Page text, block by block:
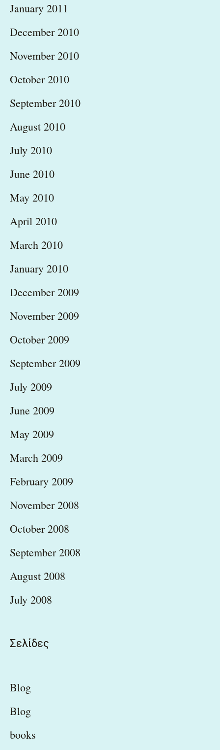
January 2011
December 2010
November 2010
October 2010
September 2010
August 2010
July 2010
June 2010
May 2010
April 2010
March 2010
January 2010
December 2009
November 2009
October 2009
September 2009
July 2009
June 2009
May 2009
March 2009
February 2009
November 2008
October 2008
September 2008
August 2008
July 2008
Σελίδες
Blog
Blog
books